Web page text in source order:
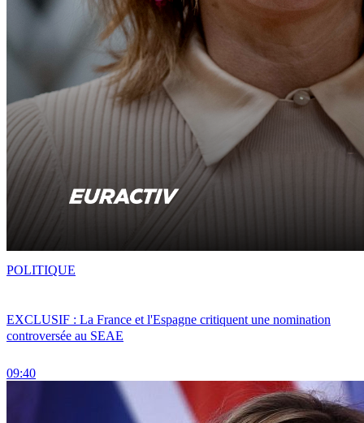
EXCLUSIF : La France et l'Espagne critiquent une nomination
controversée au SEAE
09:40
POLITIQUE